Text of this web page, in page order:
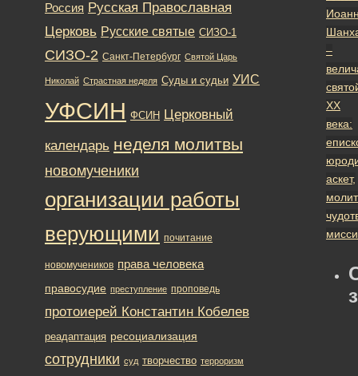
–
XX
века:
аскет,
Россия Русская Православная
Церковь Русские святые СИЗО-1
СИЗО-2 Санкт-Петербург Святой Царь
Николай Страстная неделя Суды и судьи УИС
УФСИН ФСИН Церковный
календарь неделя молитвы
новомученики
организации работы
верующими почитание
новомучеников права человека
правосудие преступление проповедь
протоиерей Константин Кобелев
реадаптация ресоциализация
сотрудники суд творчество терроризм